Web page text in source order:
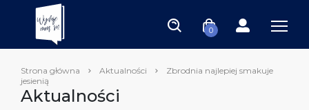
0
Strona główna Aktualności
Zbrodnia najlepiej smakuje
jesienią
Aktualności